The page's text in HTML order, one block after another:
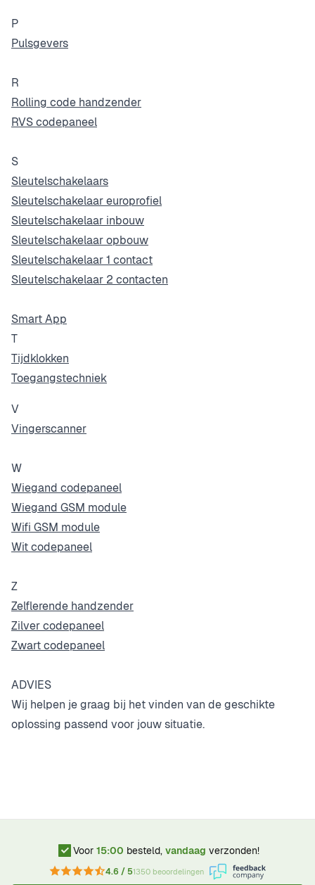
P
Pulsgevers
R
Rolling code handzender
RVS codepaneel
S
Sleutelschakelaars
Sleutelschakelaar europrofiel
Sleutelschakelaar inbouw
Sleutelschakelaar opbouw
Sleutelschakelaar 1 contact
Sleutelschakelaar 2 contacten
Smart App
T
Tijdklokken
Toegangstechniek
V
Vingerscanner
W
Wiegand codepaneel
Wiegand GSM module
Wifi GSM module
Wit codepaneel
Z
Zelflerende handzender
Zilver codepaneel
Zwart codepaneel
ADVIES
Wij helpen je graag bij het vinden van de geschikte
oplossing passend voor jouw situatie.
Voor 15:00 besteld, vandaag verzonden!
4.6 / 51350 beoordelingen